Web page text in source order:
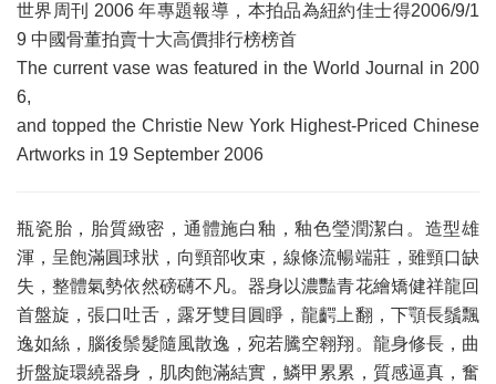
世界周刊 2006 年專題報導，本拍品為紐約佳士得2006/9/1
9 中國骨董拍賣十大高價排行榜榜首
The current vase was featured in the World Journal in 200
6,
and topped the Christie New York Highest-Priced Chinese
Artworks in 19 September 2006
瓶瓷胎，胎質緻密，通體施白釉，釉色瑩潤潔白。造型雄
渾，呈飽滿圓球狀，向頸部收束，線條流暢端莊，雖頸口缺
失，整體氣勢依然磅礴不凡。器身以濃豔青花繪矯健祥龍回
首盤旋，張口吐舌，露牙雙目圓睜，龍齶上翻，下顎長鬚飄
逸如絲，腦後鬃髮隨風散逸，宛若騰空翱翔。龍身修長，曲
折盤旋環繞器身，肌肉飽滿結實，鱗甲累累，質感逼真，奮